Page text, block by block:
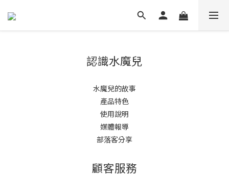
認識水魔兒
水魔兒的故事
產品特色
使用說明
媒體報導
部落客分享
顧客服務